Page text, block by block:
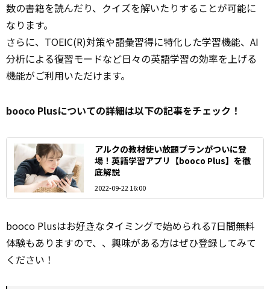
数の書籍を読んだり、クイズを解いたりすることが可能に
なります。
さらに、TOEIC(R)対策や語彙習得に特化した学習機能、AI
分析による復習モードなど日々の英語学習の効率を上げる
機能がご利用いただけます。
booco Plusについての詳細は以下の記事をチェック！
アルクの教材使い放題プランがついに登
場！英語学習アプリ【booco Plus】を徹
底解説
2022-09-22 16:00
booco Plusはお好きなタイミングで始められる7日間無料
体験もありますので、、興味がある方はぜひ登録してみて
ください！